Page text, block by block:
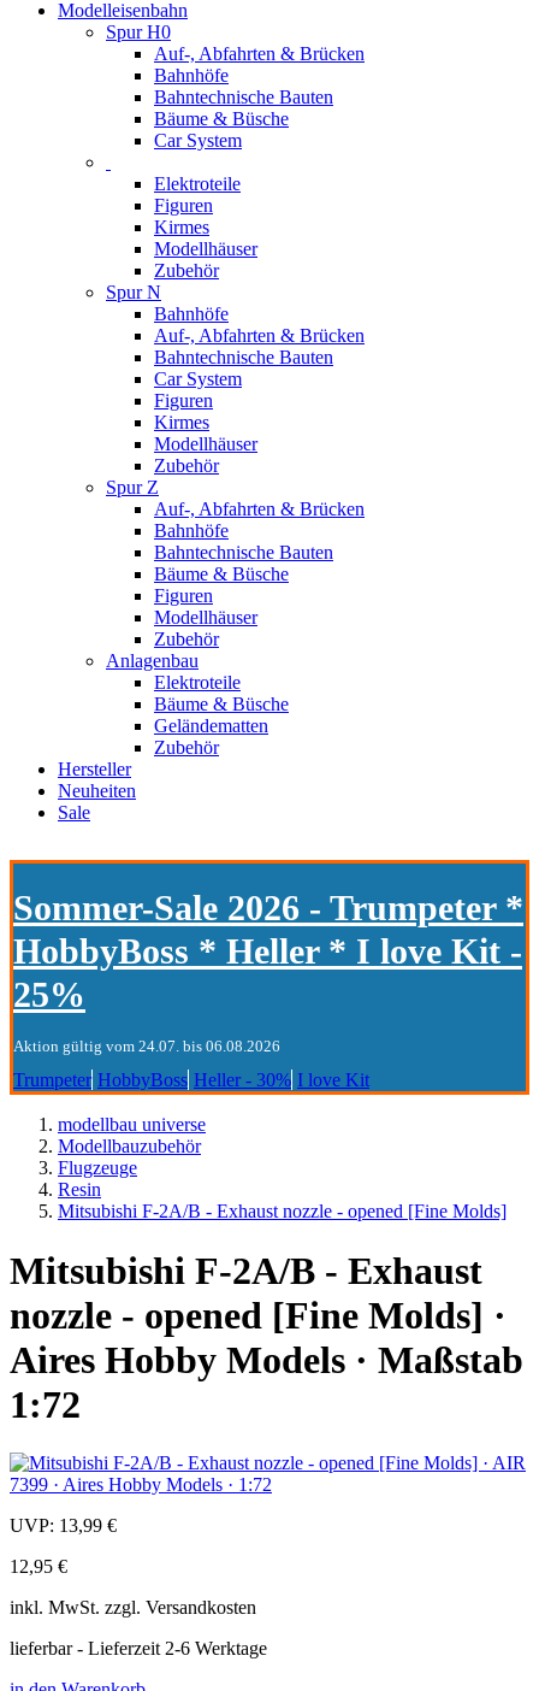
Modelleisenbahn
Spur H0
Auf-, Abfahrten & Brücken
Bahnhöfe
Bahntechnische Bauten
Bäume & Büsche
Car System
Elektroteile
Figuren
Kirmes
Modellhäuser
Zubehör
Spur N
Bahnhöfe
Auf-, Abfahrten & Brücken
Bahntechnische Bauten
Car System
Figuren
Kirmes
Modellhäuser
Zubehör
Spur Z
Auf-, Abfahrten & Brücken
Bahnhöfe
Bahntechnische Bauten
Bäume & Büsche
Figuren
Modellhäuser
Zubehör
Anlagenbau
Elektroteile
Bäume & Büsche
Geländematten
Zubehör
Hersteller
Neuheiten
Sale
Sommer-Sale 2026 - Trumpeter *
HobbyBoss * Heller * I love Kit -
25%
Aktion gültig vom 24.07. bis 06.08.2026
Trumpeter HobbyBoss Heller - 30% I love Kit
modellbau universe
Modellbauzubehör
Flugzeuge
Resin
Mitsubishi F-2A/B - Exhaust nozzle - opened [Fine Molds]
Mitsubishi F-2A/B - Exhaust
nozzle - opened [Fine Molds] ·
Aires Hobby Models · Maßstab
1:72
UVP: 13,99 €
12,95 €
inkl. MwSt. zzgl. Versandkosten
lieferbar - Lieferzeit 2-6 Werktage